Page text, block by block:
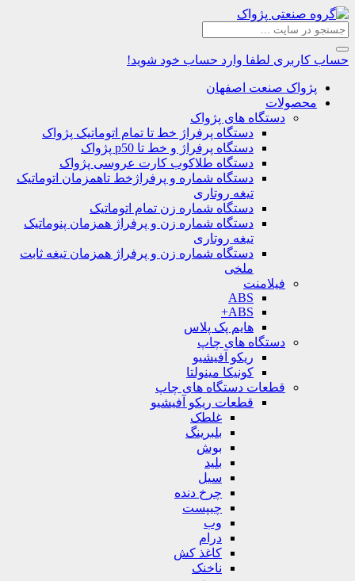
حساب کاربری لطفا وارد حساب خود شوید!
پژواک صنعت اصفهان
محصولات
دستگاه های پژواک
دستگاه پرفراژ خط تا تمام اتوماتیک پژواک
دستگاه پرفراژ و خط تا p50 پژواک
دستگاه طلاکوب کارت عروسی پژواک
دستگاه شماره و پرفراژخط تاهمزمان اتوماتیک
تیغه روتاری
دستگاه شماره زن تمام اتوماتیک
دستگاه شماره زن و پرفراژ همزمان پنوماتیک
تیغه روتاری
دستگاه شماره زن و پرفراژ همزمان تیغه ثابت
ملخی
فیلامنت
ABS
ABS+
هایم پک پلاس
دستگاه های چاپ
ریکو آفیشیو
کونیکا مینولتا
قطعات دستگاه های چاپ
قطعات ریکو آفیشیو
غلطک
بلبرینگ
بوش
بلید
سیل
چرخ دنده
چیپست
وب
درام
کاغذ کش
ناخنک